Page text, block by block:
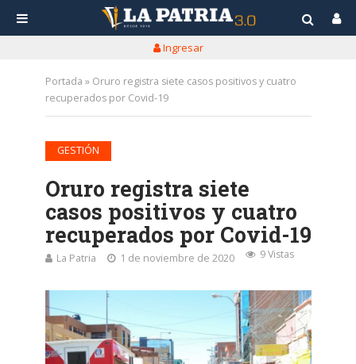
Ingresar
Portada » Oruro registra siete casos positivos y cuatro
recuperados por Covid-19
GESTIÓN
Oruro registra siete
casos positivos y cuatro
recuperados por Covid-19
La Patria 1 de noviembre de 2020 9 Vistas